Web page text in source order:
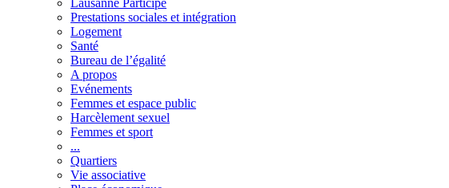
Prestations sociales et intégration
Logement
Santé
Bureau de l’égalité
A propos
Evénements
Femmes et espace public
Harcèlement sexuel
Femmes et sport
...
Quartiers
Vie associative